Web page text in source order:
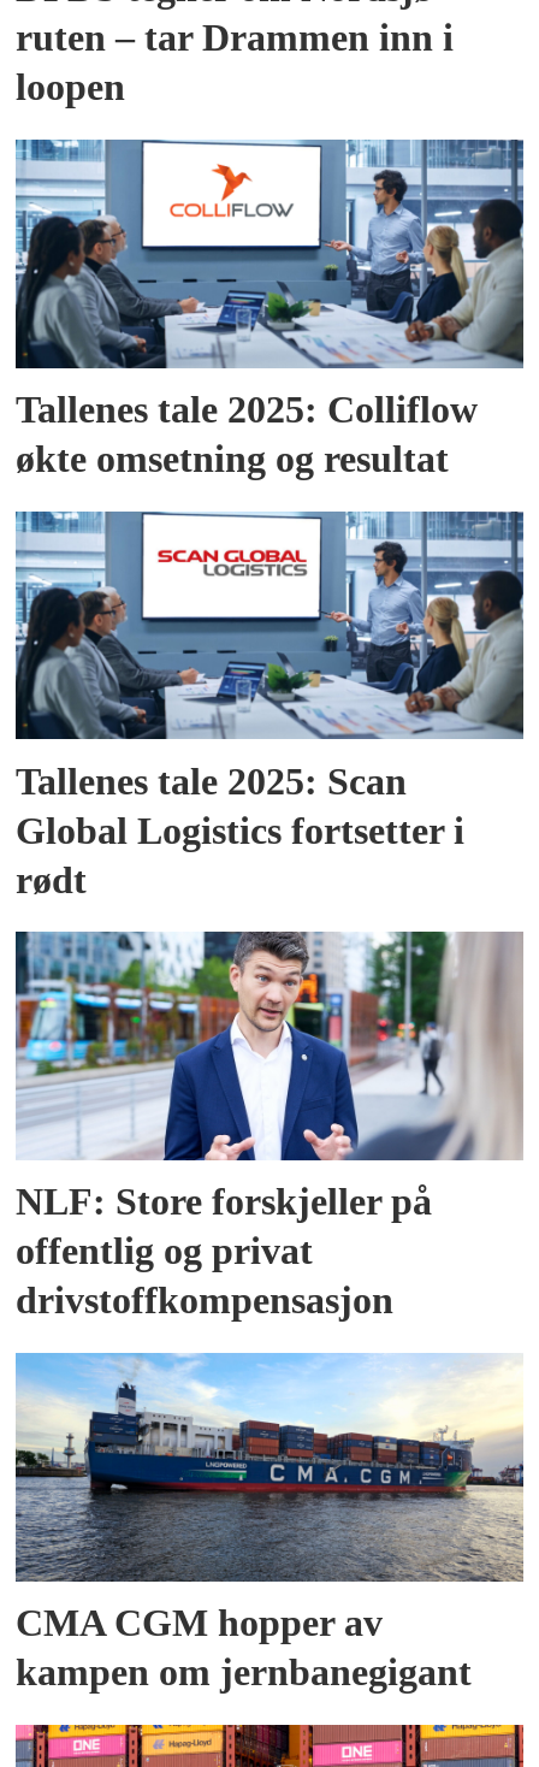
ruten – tar Drammen inn i
loopen
Tallenes tale 2025: Colliflow
økte omsetning og resultat
Tallenes tale 2025: Scan
Global Logistics fortsetter i
rødt
NLF: Store forskjeller på
offentlig og privat
drivstoffkompensasjon
CMA CGM hopper av
kampen om jernbanegigant